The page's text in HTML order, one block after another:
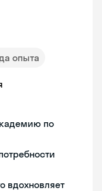
опыта
по
вдохновляет